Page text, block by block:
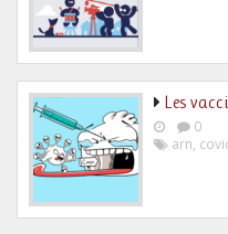
Les
0
arn,